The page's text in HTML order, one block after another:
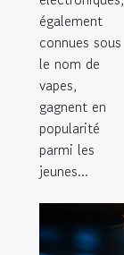
également
connues sous
le nom de
vapes,
gagnent en
popularité
parmi les
jeunes...